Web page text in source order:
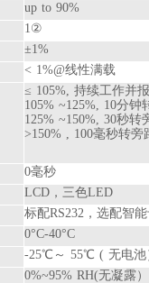
up to 90%
1②
±1%
< 1%@线性满载
≤ 105%, 持续工作并
105% ~125%, 10分钟
125% ~150%, 30秒转
>150% , 100毫秒转旁
0毫秒
LCD，三色LED
标配RS232，选配智
0°C-40°C
-25℃～ 55℃ ( 无电池
0%~95% RH(无凝露）